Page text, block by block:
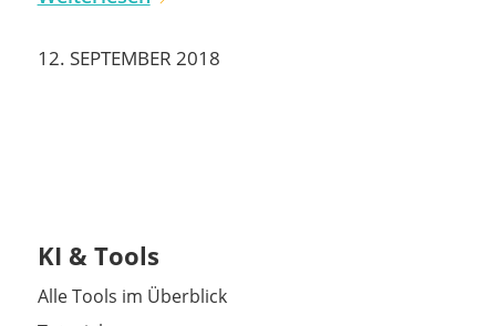
12. SEPTEMBER 2018
KI & Tools
Alle Tools im Überblick